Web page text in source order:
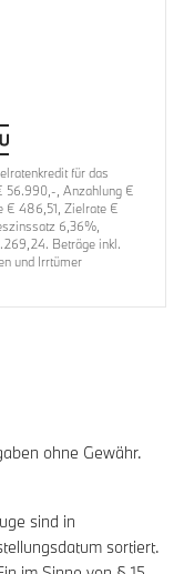
für das
56.990,-, Anzahlung €
€ 486,51, Zielrate €
6,36%,
Beträge inkl.
und Irrtümer
ohne Gewähr.
sind in
sortiert.